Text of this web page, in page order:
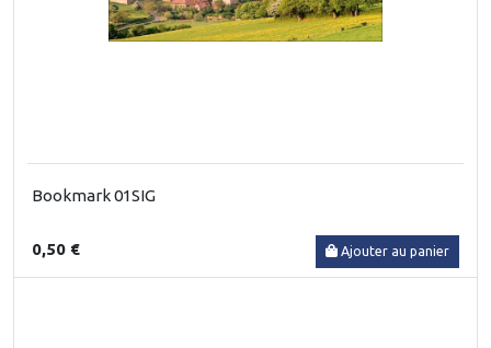
Bookmark 01SIG
0,50 € Ajouter au panier